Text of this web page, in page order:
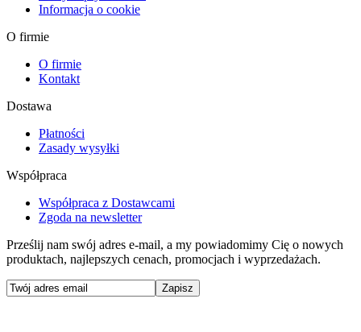
Informacja o cookie
O firmie
O firmie
Kontakt
Dostawa
Płatności
Zasady wysyłki
Współpraca
Współpraca z Dostawcami
Zgoda na newsletter
Prześlij nam swój adres e-mail, a my powiadomimy Cię o nowych
produktach, najlepszych cenach, promocjach i wyprzedażach.